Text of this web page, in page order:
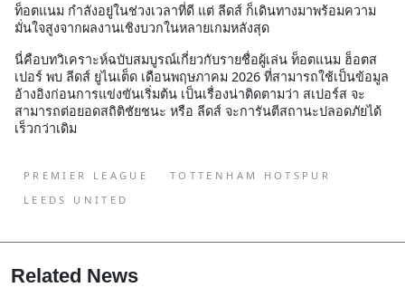
ท็อตแนม กำลังอยู่ในช่วงเวลาที่ดี แต่ ลีดส์ ก็เดินทางมาพร้อมความ
มั่นใจสูงจากผลงานเชิงบวกในหลายเกมหลังสุด
นี่คือบทวิเคราะห์ฉบับสมบูรณ์เกี่ยวกับรายชื่อผู้เล่น ท็อตแนม ฮ็อตส
เปอร์ พบ ลีดส์ ยูไนเต็ด เดือนพฤษภาคม 2026 ที่สามารถใช้เป็นข้อมูล
อ้างอิงก่อนการแข่งขันเริ่มต้น เป็นเรื่องน่าติดตามว่า สเปอร์ส จะ
สามารถต่อยอดสถิติชัยชนะ หรือ ลีดส์ จะการันตีสถานะปลอดภัยได้
เร็วกว่าเดิม
PREMIER LEAGUE
TOTTENHAM HOTSPUR
LEEDS UNITED
Related News